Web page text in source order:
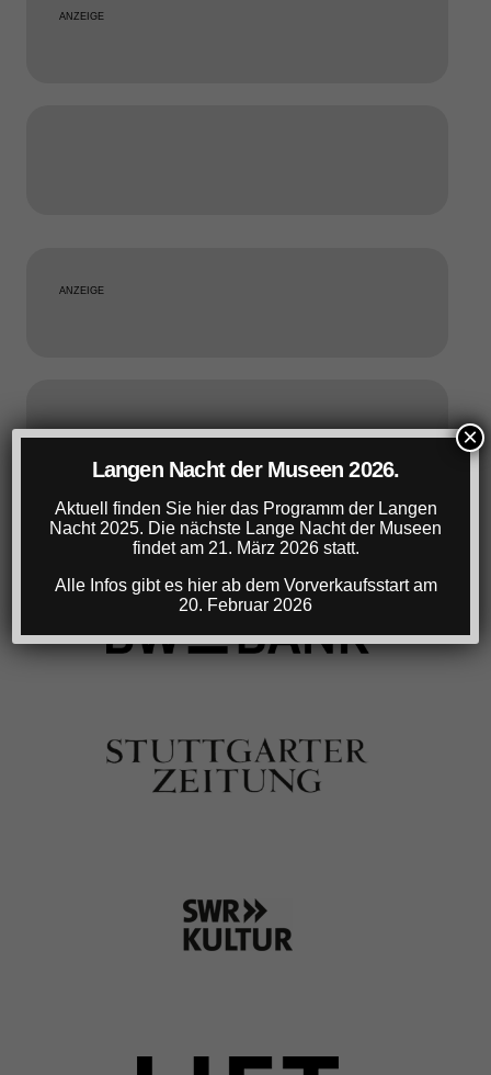
ANZEIGE
ANZEIGE
Langen Nacht der Museen 2026.
Aktuell finden Sie hier das Programm der Langen
Nacht 2025. Die nächste Lange Nacht der Museen
findet am 21. März 2026 statt.
Alle Infos gibt es hier ab dem Vorverkaufsstart am
20. Februar 2026
×